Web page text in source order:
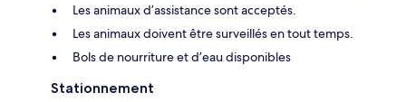
Les animaux d’assistance sont acceptés.
Les animaux doivent être surveillés en tout temps.
Bols de nourriture et d’eau disponibles
Stationnement